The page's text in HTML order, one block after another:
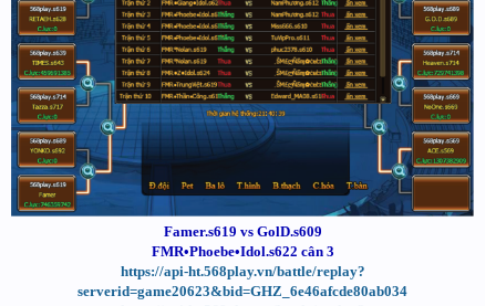
Famer.s619 vs GolD.s609
FMR•Phoebe•Idol.s622 cân 3
https://api-ht.568play.vn/battle/replay?
serverid=game20623&bid=GHZ_6e46afcde80ab034